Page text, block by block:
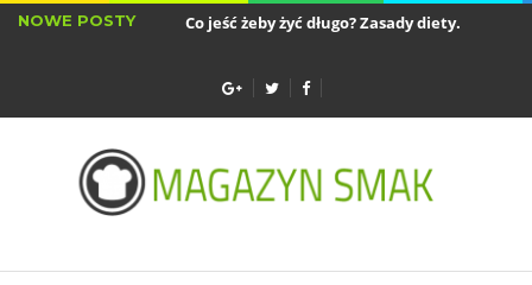
NOWE POSTY Co jeść żeby żyć długo? Zasady diety...